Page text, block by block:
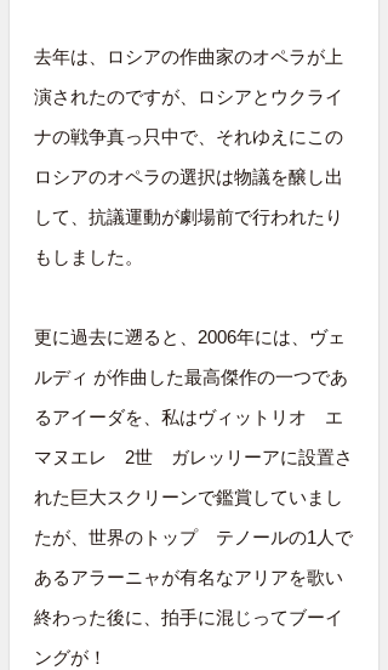
去年は、ロシアの作曲家のオペラが上
演されたのですが、ロシアとウクライ
ナの戦争真っ只中で、それゆえにこの
ロシアのオペラの選択は物議を醸し出
して、抗議運動が劇場前で行われたり
もしました。
更に過去に遡ると、2006年には、ヴェ
ルディ が作曲した最高傑作の一つであ
るアイーダを、私はヴィットリオ エ
マヌエレ 2世 ガレッリーアに設置さ
れた巨大スクリーンで鑑賞していまし
たが、世界のトップ テノールの1人で
あるアラーニャが有名なアリアを歌い
終わった後に、拍手に混じってブーイ
ングが！